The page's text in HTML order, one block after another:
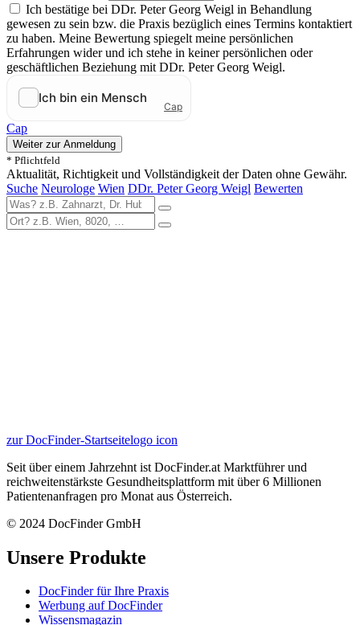
Ich bestätige bei DDr. Peter Georg Weigl in Behandlung
gewesen zu sein bzw. die Praxis bezüglich eines Termins kontaktiert
zu haben. Meine Bewertung spiegelt meine persönlichen
Erfahrungen wider und ich stehe in keiner persönlichen oder
geschäftlichen Beziehung mit DDr. Peter Georg Weigl.
Cap
Weiter zur Anmeldung
* Pflichtfeld
Aktualität, Richtigkeit und Vollständigkeit der Daten ohne Gewähr.
Suche Neurologe Wien DDr. Peter Georg Weigl Bewerten
zur DocFinder-Startseitelogo icon
Seit über einem Jahrzehnt ist DocFinder.at Marktführer und
reichweitenstärkste Gesundheitsplattform mit über 6 Millionen
Patientenanfragen pro Monat aus Österreich.
© 2024 DocFinder GmbH
Unsere Produkte
DocFinder für Ihre Praxis
Werbung auf DocFinder
Wissensmagazin